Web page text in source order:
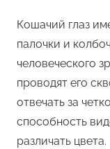
Кошачий глаз
палочки и
человеческого
проводят его
отвечать за
способность
различать цвета.